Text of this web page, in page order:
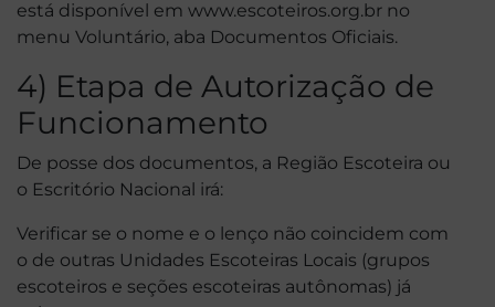
está disponível em www.escoteiros.org.br no
menu Voluntário, aba Documentos Oficiais.
4) Etapa de Autorização de
Funcionamento
De posse dos documentos, a Região Escoteira ou
o Escritório Nacional irá:
Verificar se o nome e o lenço não coincidem com
o de outras Unidades Escoteiras Locais (grupos
escoteiros e seções escoteiras autônomas) já